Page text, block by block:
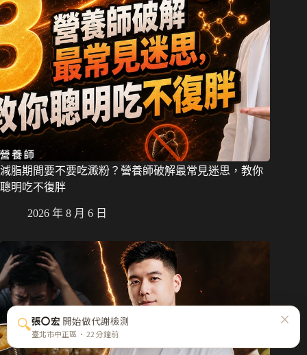
減脂期間要不要吃澱粉？營養師破解最常見迷思，教你
聰明吃不復胖
2026 年 8 月 6 日
🔍張〇宏 開始做代謝檢測
臺北市中正區 · 22 分鐘前
×